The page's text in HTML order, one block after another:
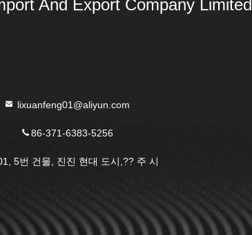
And Export Company Limited
lixuanfeng01@aliyun.com
86-371-6383-5256
5번 건물, 진진 현대 도시,?? 주 시